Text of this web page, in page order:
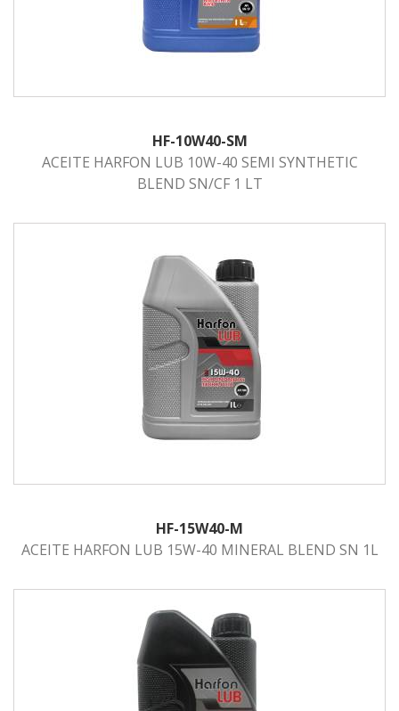
HF-10W40-SM
ACEITE HARFON LUB 10W-40 SEMI SYNTHETIC
BLEND SN/CF 1 LT
HF-15W40-M
ACEITE HARFON LUB 15W-40 MINERAL BLEND SN 1L